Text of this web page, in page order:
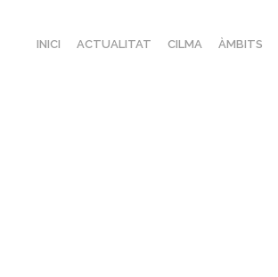
INICI ACTUALITAT CILMA ÀMBITS